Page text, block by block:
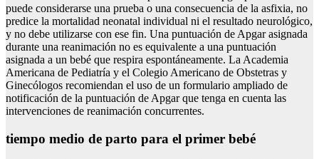
puede considerarse una prueba o una consecuencia de la asfixia, no
predice la mortalidad neonatal individual ni el resultado neurológico,
y no debe utilizarse con ese fin. Una puntuación de Apgar asignada
durante una reanimación no es equivalente a una puntuación
asignada a un bebé que respira espontáneamente. La Academia
Americana de Pediatría y el Colegio Americano de Obstetras y
Ginecólogos recomiendan el uso de un formulario ampliado de
notificación de la puntuación de Apgar que tenga en cuenta las
intervenciones de reanimación concurrentes.
tiempo medio de parto para el primer bebé